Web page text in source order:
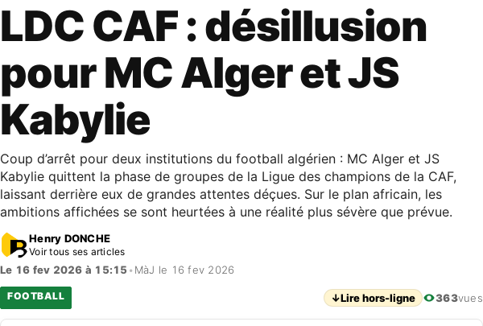
LDC CAF : désillusion
pour MC Alger et JS
Kabylie
Coup d’arrêt pour deux institutions du football algérien : MC Alger et JS
Kabylie quittent la phase de groupes de la Ligue des champions de la CAF,
laissant derrière eux de grandes attentes déçues. Sur le plan africain, les
ambitions affichées se sont heurtées à une réalité plus sévère que prévue.
Henry DONCHE
Voir tous ses articles
Le 16 fev 2026 à 15:15 • MàJ le 16 fev 2026
FOOTBALL ↓Lire hors-ligne 363vues